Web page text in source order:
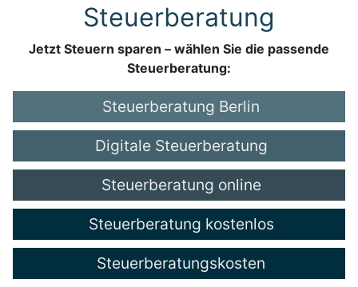
Steuerberatung
Jetzt Steuern sparen – wählen Sie die passende
Steuerberatung:
Steuerberatung Berlin
Digitale Steuerberatung
Steuerberatung online
Steuerberatung kostenlos
Steuerberatungskosten